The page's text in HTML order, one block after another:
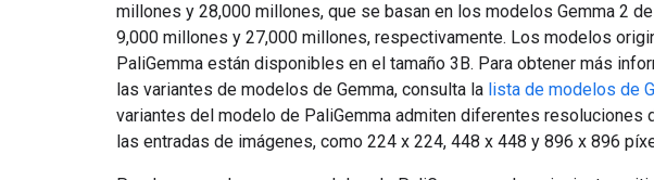
millones y 28,000 millones, que se basan en los modelos Gemma 2
9,000 millones y 27,000 millones, respectivamente. Los modelos
PaliGemma están disponibles en el tamaño 3B. Para obtener más
las variantes de modelos de Gemma, consulta la lista de modelos de
variantes del modelo de PaliGemma admiten diferentes resoluciones
las entradas de imágenes, como 224 x 224, 448 x 448 y 896 x 896